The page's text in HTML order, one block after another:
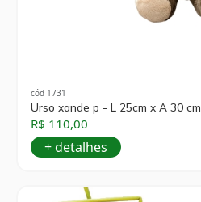
cód 1731
Urso xande p - L 25cm x A 30 cm
R$ 110,00
+ detalhes